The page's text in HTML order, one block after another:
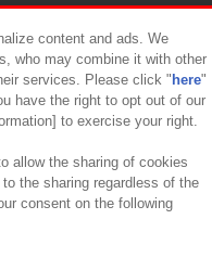
スタマーハラスメント対応方針
content and ads. We
who may combine it with other
services. Please click " here"
have the right to opt out of our
to exercise your right.
allow the sharing of cookies
the sharing regardless of the
consent on the following